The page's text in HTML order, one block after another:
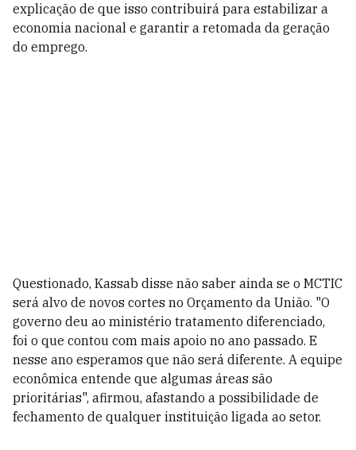
explicação de que isso contribuirá para estabilizar a
economia nacional e garantir a retomada da geração
do emprego.
Questionado, Kassab disse não saber ainda se o MCTIC
será alvo de novos cortes no Orçamento da União. "O
governo deu ao ministério tratamento diferenciado,
foi o que contou com mais apoio no ano passado. E
nesse ano esperamos que não será diferente. A equipe
econômica entende que algumas áreas são
prioritárias", afirmou, afastando a possibilidade de
fechamento de qualquer instituição ligada ao setor.